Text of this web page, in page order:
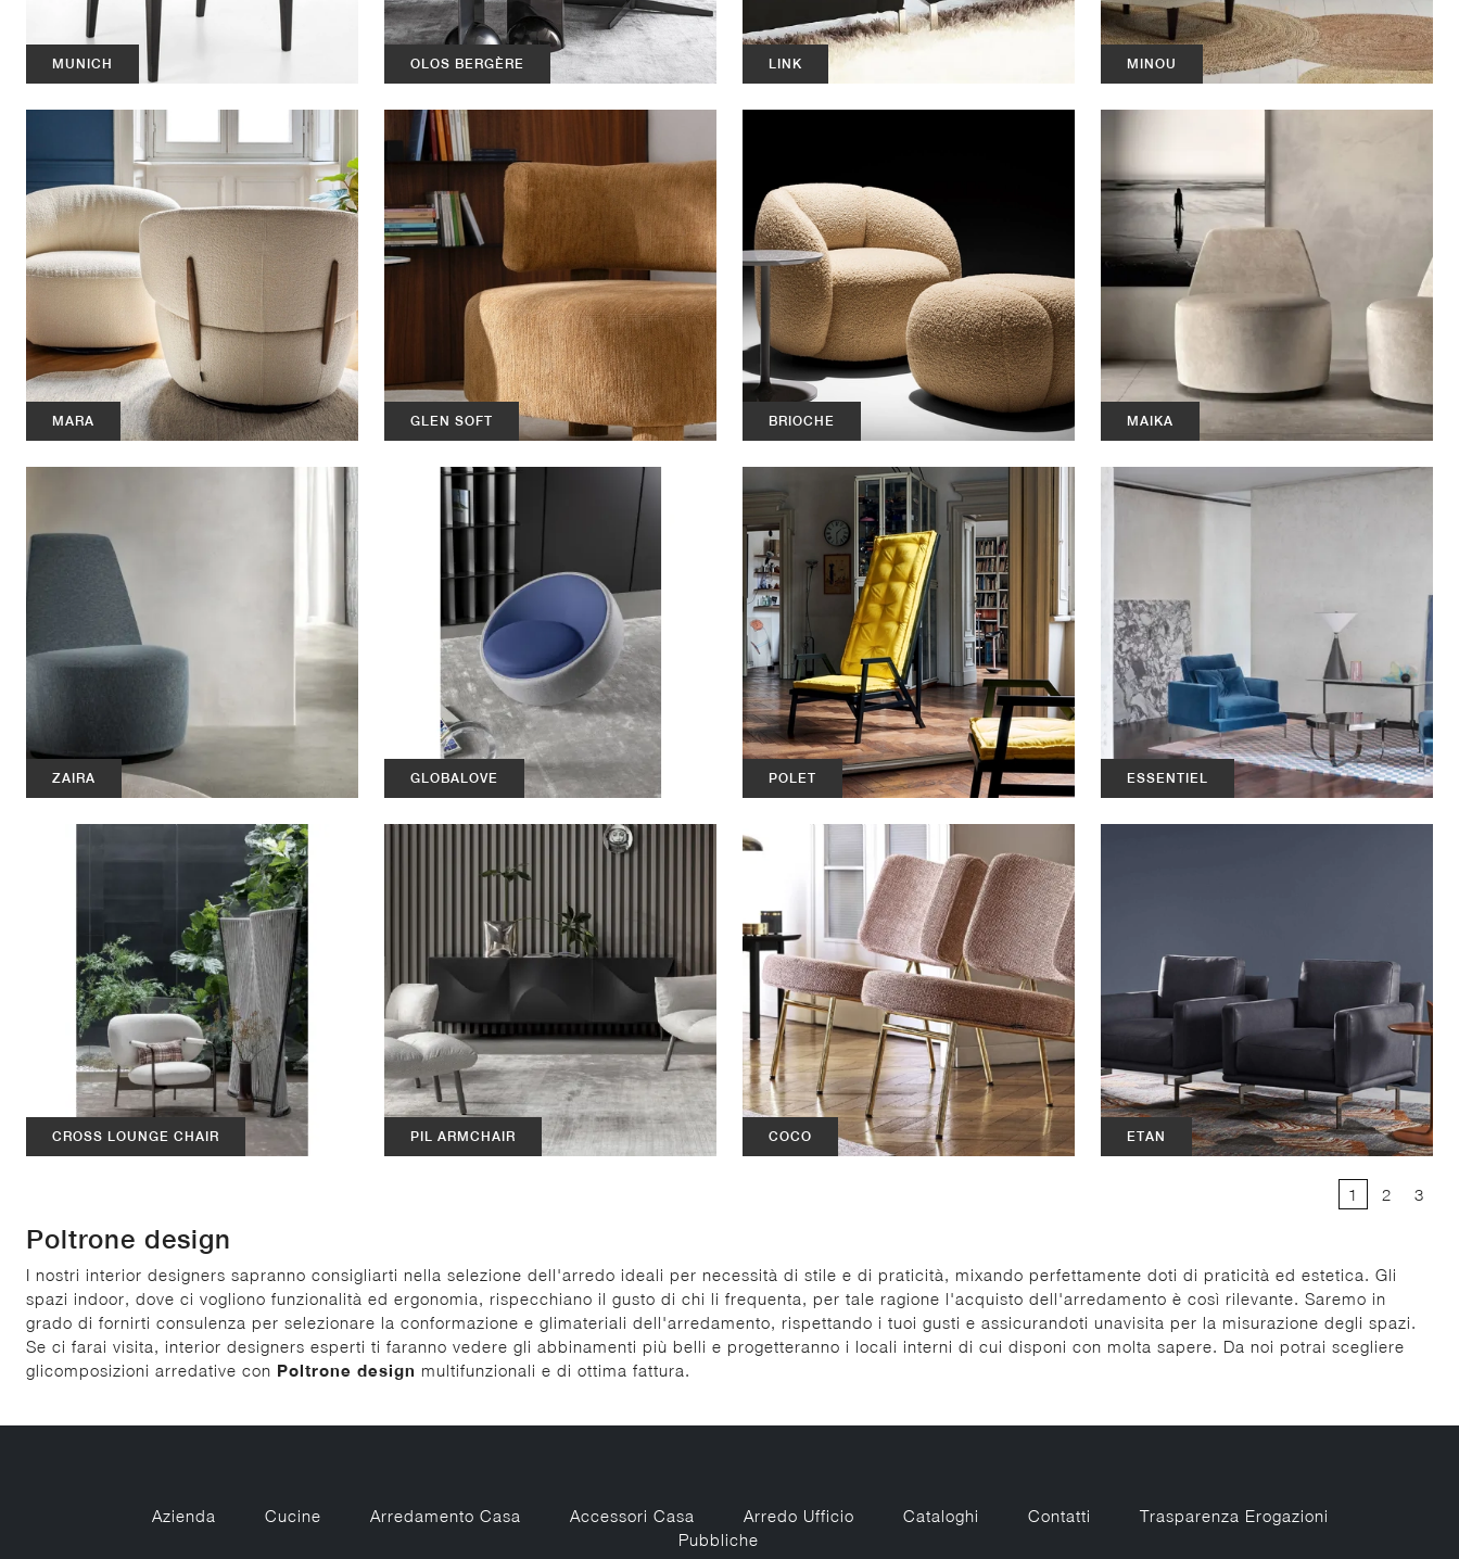
MUNICH OLOS BERGÈRE LINK MINOU
MARA GLEN SOFT BRIOCHE MAIKA
ZAIRA GLOBALOVE POLET ESSENTIEL
CROSS LOUNGE CHAIR PIL ARMCHAIR COCO ETAN
1 2 3
Poltrone design
I nostri interior designers sapranno consigliarti nella selezione dell'arredo ideali per necessità di stile e di praticità, mixando perfettamente doti di praticità ed estetica. Gli
spazi indoor, dove ci vogliono funzionalità ed ergonomia, rispecchiano il gusto di chi li frequenta, per tale ragione l'acquisto dell'arredamento è così rilevante. Saremo in
grado di fornirti consulenza per selezionare la conformazione e glimateriali dell'arredamento, rispettando i tuoi gusti e assicurandoti unavisita per la misurazione degli spazi.
Se ci farai visita, interior designers esperti ti faranno vedere gli abbinamenti più belli e progetteranno i locali interni di cui disponi con molta sapere. Da noi potrai scegliere
glicomposizioni arredative con Poltrone design multifunzionali e di ottima fattura.
Azienda Cucine Arredamento Casa Accessori Casa Arredo Ufficio Cataloghi Contatti
Trasparenza Erogazioni
Pubbliche